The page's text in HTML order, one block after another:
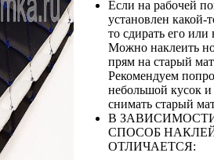
Если на рабочей
установлен какой-
то сдирать его
Можно наклеить
прям на старый
Рекомендуем
небольшой кусок
снимать старый
В
СПОСОБ
ОТЛИЧАЕТСЯ: